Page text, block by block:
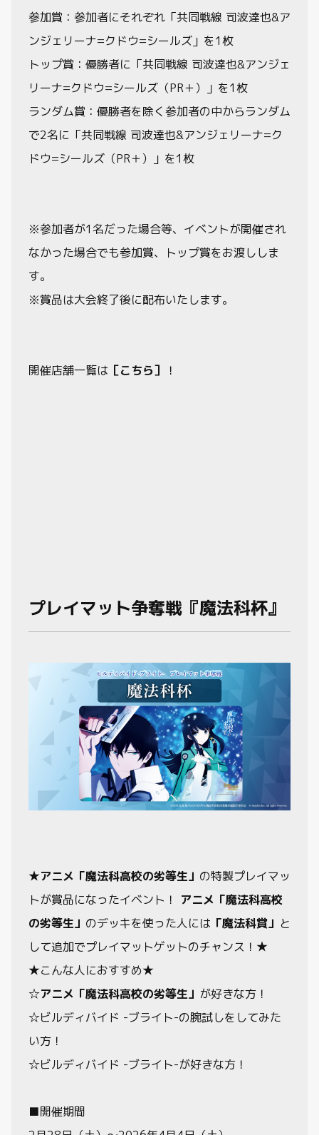
参加賞：参加者にそれぞれ「共同戦線 司波達也&ア
ンジェリーナ=クドウ=シールズ」を1枚
トップ賞：優勝者に「共同戦線 司波達也&アンジェ
リーナ=クドウ=シールズ（PR＋）」を1枚
ランダム賞：優勝者を除く参加者の中からランダム
で2名に「共同戦線 司波達也&アンジェリーナ=ク
ドウ=シールズ（PR＋）」を1枚
※参加者が1名だった場合等、イベントが開催され
なかった場合でも参加賞、トップ賞をお渡ししま
す。
※賞品は大会終了後に配布いたします。
開催店舗一覧は ［こちら］ ！
プレイマット争奪戦『魔法科杯』
★アニメ「魔法科高校の劣等生」 の特製プレイマッ
トが賞品になったイベント！ アニメ「魔法科高校
の劣等生」 のデッキを使った人には 「魔法科賞」 と
して追加でプレイマットゲットのチャンス！★
★こんな人におすすめ★
☆アニメ「魔法科高校の劣等生」 が好きな方！
☆ビルディバイド -ブライト-の腕試しをしてみた
い方！
☆ビルディバイド -ブライト-が好きな方！
■開催期間